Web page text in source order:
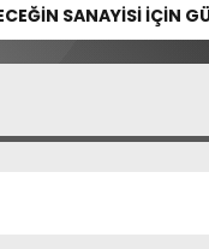
SANAYİSİ İÇİN